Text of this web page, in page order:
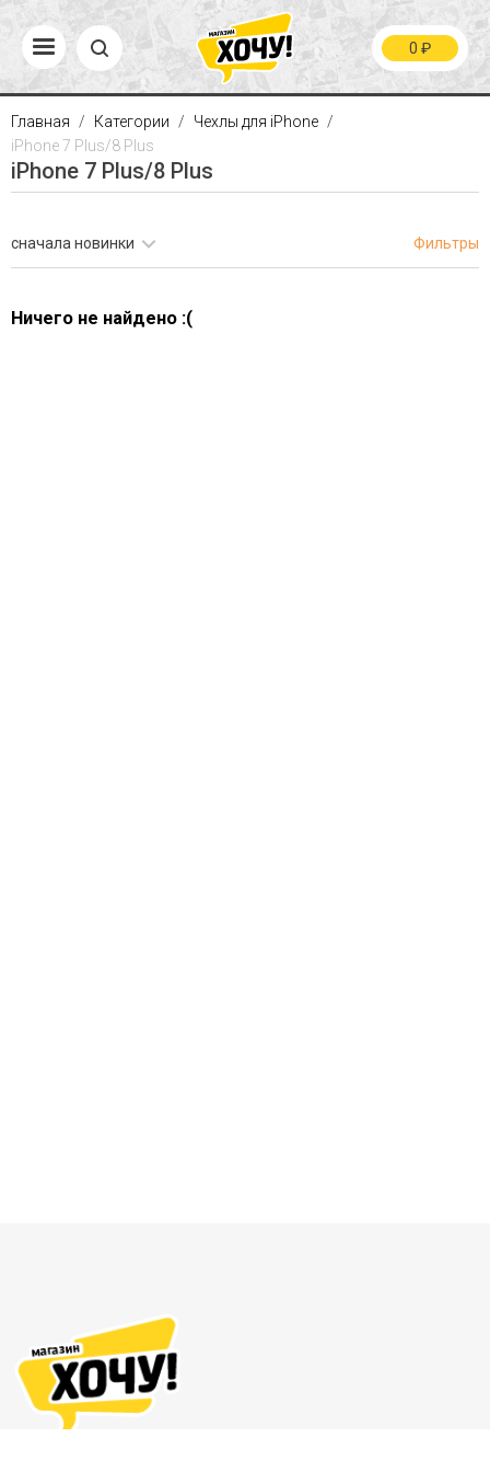
0 ₽
Главная Категории
Чехлы для iPhone
iPhone 7 Plus/8 Plus
iPhone 7 Plus/8 Plus
сначала новинки Фильтры
Ничего не найдено :(